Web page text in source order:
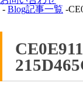
- Blog記事一覧 -